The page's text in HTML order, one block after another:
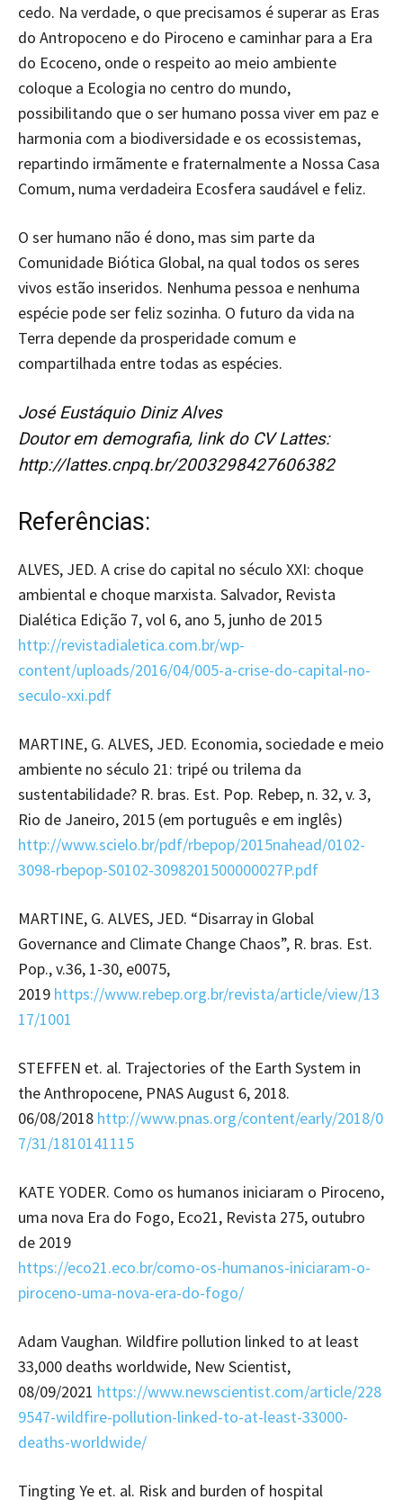
cedo. Na verdade, o que precisamos é superar as Eras
do Antropoceno e do Piroceno e caminhar para a Era
do Ecoceno, onde o respeito ao meio ambiente
coloque a Ecologia no centro do mundo,
possibilitando que o ser humano possa viver em paz e
harmonia com a biodiversidade e os ecossistemas,
repartindo irmãmente e fraternalmente a Nossa Casa
Comum, numa verdadeira Ecosfera saudável e feliz.
O ser humano não é dono, mas sim parte da
Comunidade Biótica Global, na qual todos os seres
vivos estão inseridos. Nenhuma pessoa e nenhuma
espécie pode ser feliz sozinha. O futuro da vida na
Terra depende da prosperidade comum e
compartilhada entre todas as espécies.
José Eustáquio Diniz Alves
Doutor em demografia, link do CV Lattes:
http://lattes.cnpq.br/2003298427606382
Referências:
ALVES, JED. A crise do capital no século XXI: choque
ambiental e choque marxista. Salvador, Revista
Dialética Edição 7, vol 6, ano 5, junho de 2015
http://revistadialetica.com.br/wp-
content/uploads/2016/04/005-a-crise-do-capital-no-
seculo-xxi.pdf
MARTINE, G. ALVES, JED. Economia, sociedade e meio
ambiente no século 21: tripé ou trilema da
sustentabilidade? R. bras. Est. Pop. Rebep, n. 32, v. 3,
Rio de Janeiro, 2015 (em português e em inglês)
http://www.scielo.br/pdf/rbepop/2015nahead/0102-
3098-rbepop-S0102-3098201500000027P.pdf
MARTINE, G. ALVES, JED. “Disarray in Global
Governance and Climate Change Chaos”, R. bras. Est.
Pop., v.36, 1-30, e0075,
2019 https://www.rebep.org.br/revista/article/view/13
17/1001
STEFFEN et. al. Trajectories of the Earth System in
the Anthropocene, PNAS August 6, 2018.
06/08/2018 http://www.pnas.org/content/early/2018/0
7/31/1810141115
KATE YODER. Como os humanos iniciaram o Piroceno,
uma nova Era do Fogo, Eco21, Revista 275, outubro
de 2019
https://eco21.eco.br/como-os-humanos-iniciaram-o-
piroceno-uma-nova-era-do-fogo/
Adam Vaughan. Wildfire pollution linked to at least
33,000 deaths worldwide, New Scientist,
08/09/2021 https://www.newscientist.com/article/228
9547-wildfire-pollution-linked-to-at-least-33000-
deaths-worldwide/
Tingting Ye et. al. Risk and burden of hospital